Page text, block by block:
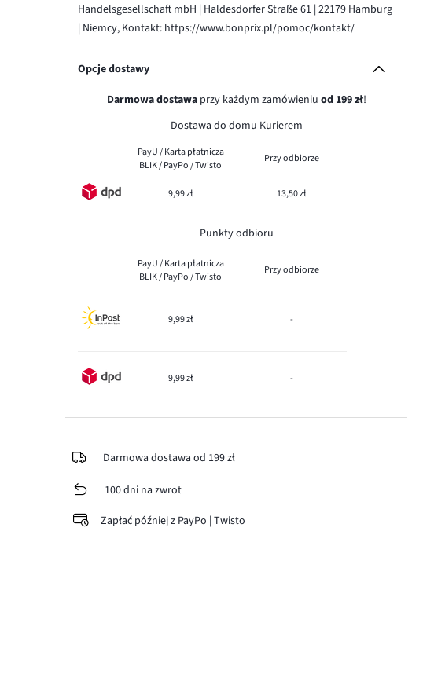
Handelsgesellschaft mbH | Haldesdorfer Straße 61 | 22179 Hamburg
| Niemcy, Kontakt: https://www.bonprix.pl/pomoc/kontakt/
Opcje dostawy
Darmowa dostawaprzy każdym zamówieniu od 199 zł!
Dostawa do domu Kurierem
PayU / Karta płatnicza
BLIK / PayPo / Twisto
Przy odbiorze
9,99 zł 13,50 zł
Punkty odbioru
PayU / Karta płatnicza
BLIK / PayPo / Twisto
Przy odbiorze
9,99 zł -
9,99 zł -
Darmowa dostawa od 199 zł
100 dni na zwrot
Zapłać później z PayPo | Twisto